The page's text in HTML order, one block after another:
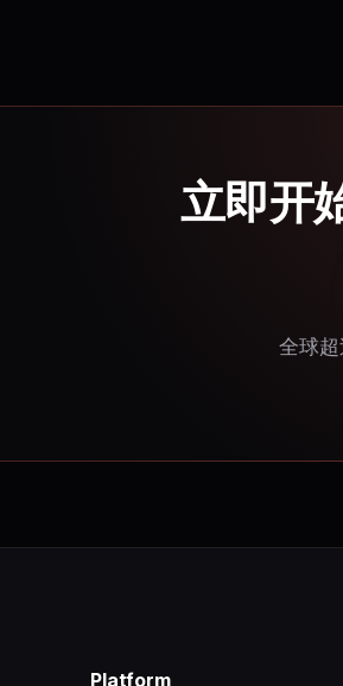
立即开
全球
Platform